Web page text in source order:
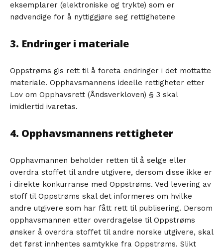
eksemplarer (elektroniske og trykte) som er
nødvendige for å nyttiggjøre seg rettighetene
3. Endringer i materiale
Oppstrøms gis rett til å foreta endringer i det mottatte
materiale. Opphavsmannens ideelle rettigheter etter
Lov om Opphavsrett (Åndsverkloven) § 3 skal
imidlertid ivaretas.
4. Opphavsmannens rettigheter
Opphavmannen beholder retten til å selge eller
overdra stoffet til andre utgivere, dersom disse ikke er
i direkte konkurranse med Oppstrøms. Ved levering av
stoff til Oppstrøms skal det informeres om hvilke
andre utgivere som har fått rett til publisering. Dersom
opphavsmannen etter overdragelse til Oppstrøms
ønsker å overdra stoffet til andre norske utgivere, skal
det først innhentes samtykke fra Oppstrøms. Slikt